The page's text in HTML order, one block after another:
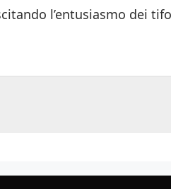
l’entusiasmo dei